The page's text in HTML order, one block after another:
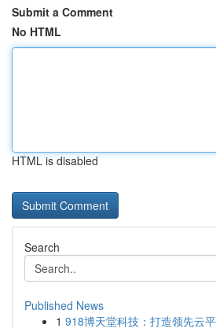
Submit a Comment
No HTML
HTML is disabled
Search
Published News
1 918博天堂科技：打造领先云